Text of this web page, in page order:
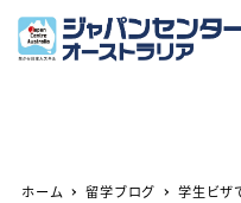
ホーム 留学ブログ 学生ビザ